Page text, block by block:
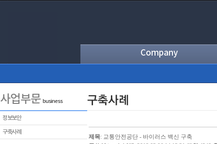
Company
사업부문 business
정보보안
구축사례
제목: 교통안전공단 - 바이러스 백신 구축